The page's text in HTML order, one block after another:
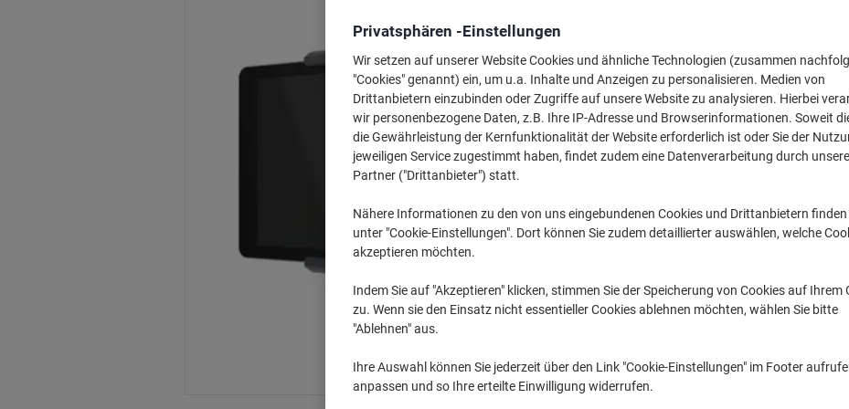
Menge exkl. USt
1Stück 149,99 €
2+Stück 139,99 € -6%
Vor 17:00 Uhr
Menge
In
Lieferinformationen
Haupteigenschaften
Privatsphären -Einstellungen
Wir setzen auf unserer Website Cookies und ähnliche Technologien (zusammen
"Cookies" genannt) ein, um u.a. Inhalte und Anzeigen zu personalisieren. Medien von
Drittanbietern einzubinden oder Zugriffe auf unsere Website zu analysieren. Hierbei
wir personenbezogene Daten, z.B. Ihre IP-Adresse und Browserinformationen. Soweit
die Gewährleistung der Kernfunktionalität der Website erforderlich ist oder Sie der
jeweiligen Service zugestimmt haben, findet zudem eine Datenverarbeitung durch unsere
Partner ("Drittanbieter") statt.
Nähere Informationen zu den von uns eingebundenen Cookies und Drittanbietern finden
unter "Cookie-Einstellungen". Dort können Sie zudem detaillierter auswählen, welche
akzeptieren möchten.
Indem Sie auf "Akzeptieren" klicken, stimmen Sie der Speicherung von Cookies auf Ihrem
zu. Wenn sie den Einsatz nicht essentieller Cookies ablehnen möchten, wählen Sie bitte
"Ablehnen" aus.
Ihre Auswahl können Sie jederzeit über den Link "Cookie-Einstellungen" im Footer
anpassen und so Ihre erteilte Einwilligung widerrufen.